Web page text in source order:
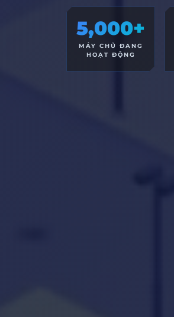
5,000+
MÁY CHỦ ĐANG
HOẠT ĐỘNG